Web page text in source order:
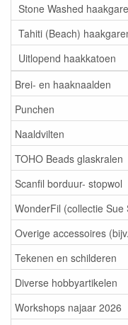
Stone Washed
Tahiti (Beach)
Uitlopend haakkatoen
Brei- en haaknaalden
Punchen
Naaldvilten
TOHO Beads glaskralen
Scanfil borduur- stopwol
WonderFil (collectie Sue
Overige accessoires
Tekenen en schilderen
Diverse hobbyartikelen
Workshops najaar 2026